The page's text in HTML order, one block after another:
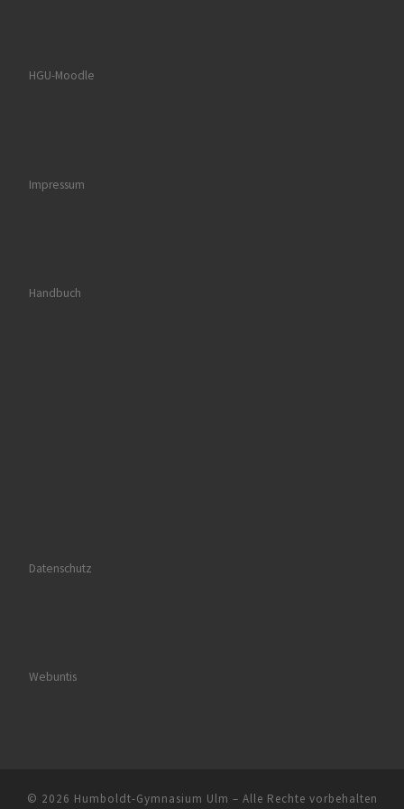
HGU-Moodle
Impressum
Handbuch
Datenschutz
Webuntis
© 2026 Humboldt-Gymnasium Ulm – Alle Rechte vorbehalten